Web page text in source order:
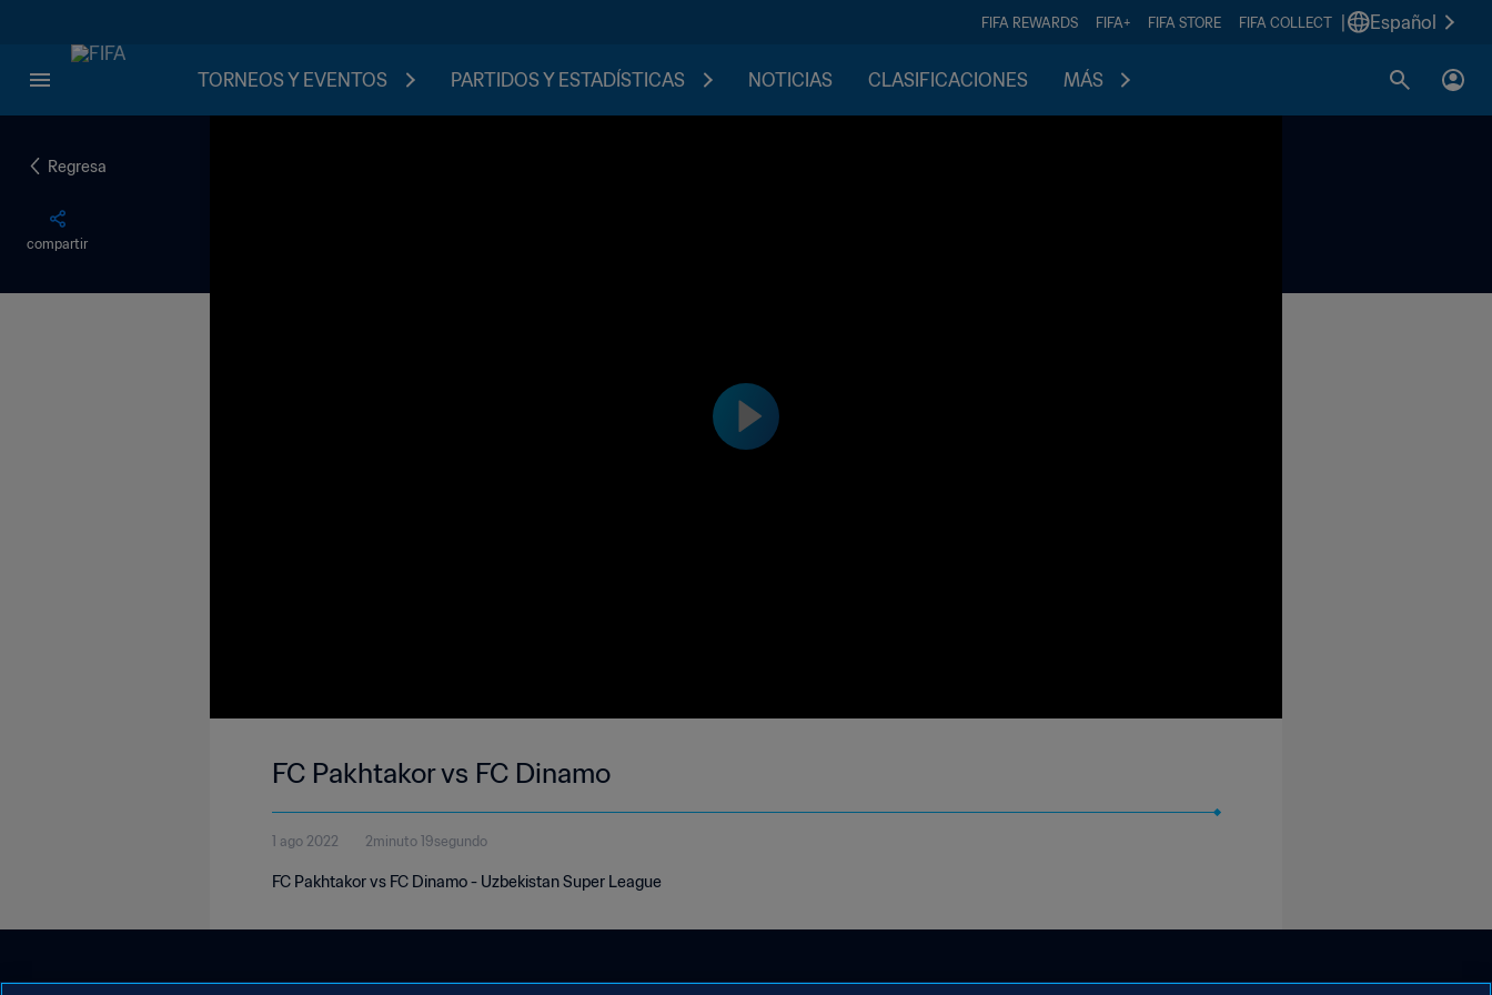
FIFA REWARDS FIFA+ FIFA STORE FIFA COLLECT Español
TORNEOS Y EVENTOS PARTIDOS Y ESTADÍSTICAS NOTICIAS CLASIFICACIONES MÁS
Regresa
compartir
FC Pakhtakor vs FC Dinamo
1 ago 2022 2minuto 19segundo
FC Pakhtakor vs FC Dinamo - Uzbekistan Super League